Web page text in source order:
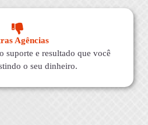
Agências
suporte e resultado que você
o seu dinheiro.